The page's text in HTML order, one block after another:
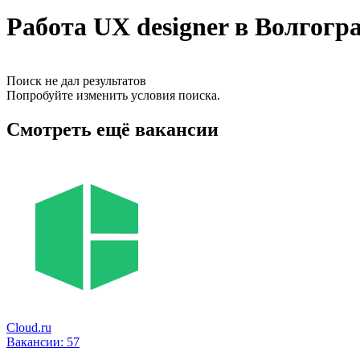
Работа UX designer в
Поиск не дал результатов
Попробуйте изменить условия поиска.
Смотреть ещё вакансии
Cloud.ru
Вакансии: 57